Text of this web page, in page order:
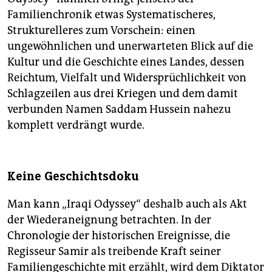
Familienchronik etwas Systematischeres,
Strukturelleres zum Vorschein: einen
ungewöhnlichen und unerwarteten Blick auf die
Kultur und die Geschichte eines Landes, dessen
Reichtum, Vielfalt und Widersprüchlichkeit von
Schlagzeilen aus drei Kriegen und dem damit
verbunden Namen Saddam Hussein nahezu
komplett verdrängt wurde.
Keine Geschichtsdoku
Man kann „Iraqi Odyssey“ deshalb auch als Akt
der Wiederaneignung betrachten. In der
Chronologie der historischen Ereignisse, die
Regisseur Samir als treibende Kraft seiner
Familiengeschichte mit erzählt, wird dem Diktator